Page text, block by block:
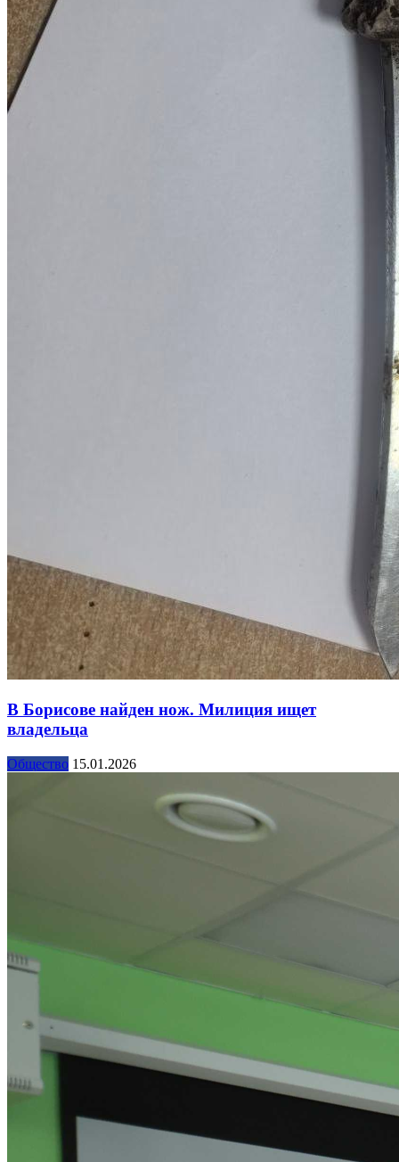
В Борисове найден нож. Милиция ищет
владельца
Общество 15.01.2026